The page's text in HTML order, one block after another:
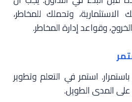
وتحملك للمخاطر،
وقواعد إدارة المخاطر.
استمر في التعلم وتطوير
على المدى الطويل.